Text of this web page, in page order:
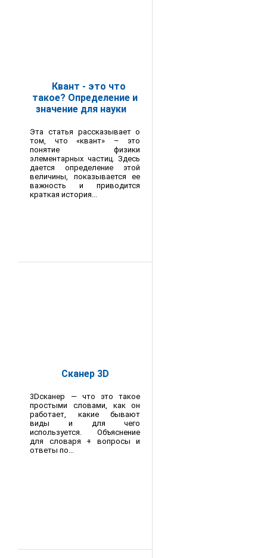
Квант - это что
такое? Определение и
значение для науки
Эта статья рассказывает о
том, что «квант» – это
понятие физики
элементарных частиц. Здесь
дается определение этой
величины, показывается ее
важность и приводится
краткая история...
Сканер 3D
3Dсканер — что это такое
простыми словами, как он
работает, какие бывают
виды и для чего
используется. Объяснение
для словаря + вопросы и
ответы по...